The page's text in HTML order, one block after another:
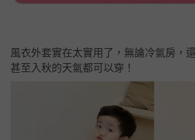
風衣外套實在太實用了，無論冷氣房，
甚至入秋的天氣都可以穿！